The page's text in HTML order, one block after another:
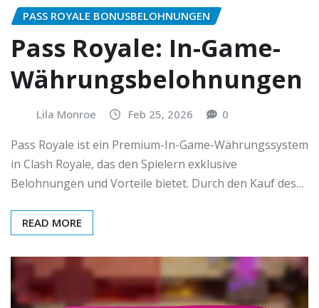
PASS ROYALE BONUSBELOHNUNGEN
Pass Royale: In-Game-
Währungsbelohnungen
Lila Monroe Feb 25, 2026 0
Pass Royale ist ein Premium-In-Game-Währungssystem
in Clash Royale, das den Spielern exklusive
Belohnungen und Vorteile bietet. Durch den Kauf des…
READ MORE